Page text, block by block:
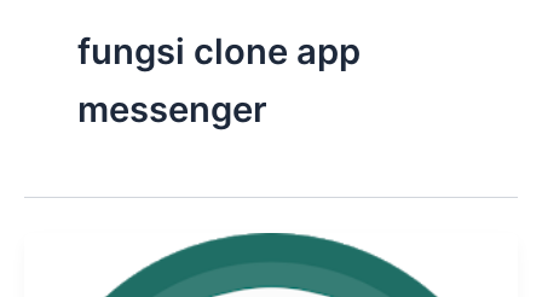
fungsi clone app
messenger